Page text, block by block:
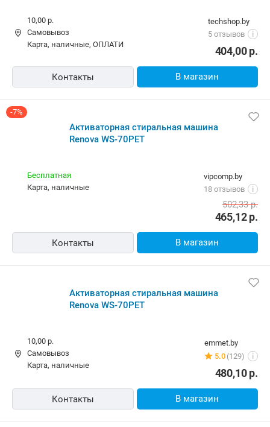
techshop.by
5 отзывов
i
10,00 р.
Самовывоз
карта, наличные, ОПЛАТИ
404,00р.
Контакты В магазин
-7%
Активаторная стиральная машина
Renova WS-70PET
vipcomp.by
18 отзывов
i
Бесплатная
карта, наличные
465,12р.
502,33р.
Контакты В магазин
Активаторная стиральная машина
Renova WS-70PET
emmet.by
5.0 (129) i
10,00 р.
Самовывоз
карта, наличные
480,10р.
Контакты В магазин